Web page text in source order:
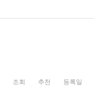
조회 추천 등록일